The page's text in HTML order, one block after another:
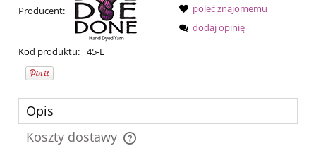
Producent:
Kod produktu: 45-L
poleć znajomemu
dodaj opinię
Opis
Koszty dostawy
Cena nie zawiera ewentualnych kosztów płatności